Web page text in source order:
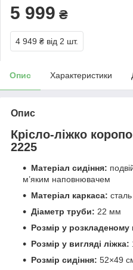
5 999 ₴
4 949 ₴ від 2 шт.
Опис Характеристики
Опис
Крісло-ліжко
2225
Матеріал сидіння:
м’яким наповнювачем
Матеріал каркаса: сталь
Діаметр труби: 22 мм
Розмір у розкладеному
Розмір у вигляді ліжка:
Розмір сидіння: 52×49